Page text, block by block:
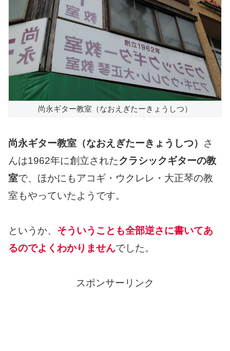
尚永ギター教室（なおえぎたーきょうしつ）
尚永ギター教室（なおえぎたーきょうしつ） さ
んは1962年に創立されたクラシックギターの教
室で、ほかにもアコギ・ウクレレ・大正琴の教
室もやっていたようです。
というか、 そういうことも全部逆さに書いてあ
るのでよくわかりませんでした。
スポンサーリンク